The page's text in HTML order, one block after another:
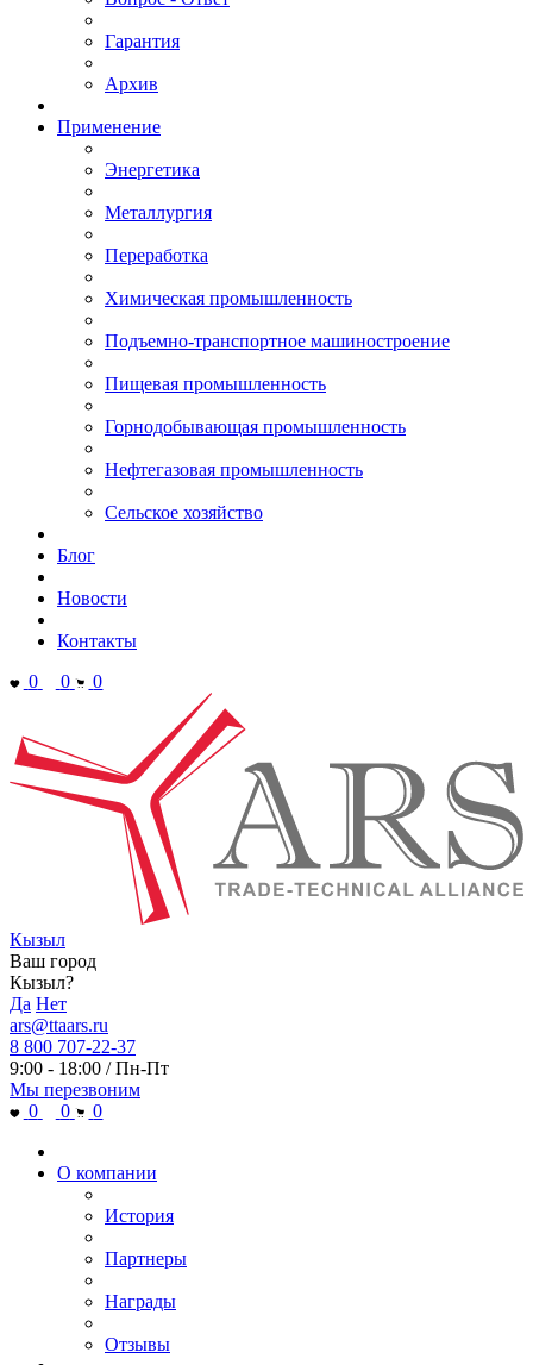
Гарантия
Архив
Применение
Энергетика
Металлургия
Переработка
Химическая промышленность
Подъемно-транспортное машиностроение
Пищевая промышленность
Горнодобывающая промышленность
Нефтегазовая промышленность
Сельское хозяйство
Блог
Новости
Контакты
0
0 0
Кызыл
Ваш город
Кызыл?
Да Нет
ars@ttaars.ru
8 800 707-22-37
9:00 - 18:00 / Пн-Пт
Мы перезвоним
0
0 0
О компании
История
Партнеры
Награды
Отзывы